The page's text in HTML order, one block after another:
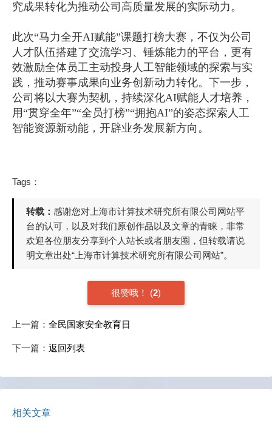
究成果转化为推动公司高质量发展的实际动力。
此次“马力全开AI赋能”课题打榜大赛，不仅为公司
人才队伍搭建了交流学习、锤炼能力的平台，更有
效激励全体员工主动投身人工智能领域的探索与实
践，推动赛事成果向业务创新动力转化。下一步，
公司将以大赛为契机，持续深化AI赋能人才培养，
用“贯穿全年”“全员打榜”“拥抱AI”的姿态探索人工
智能资源新动能，开辟业务发展新方向。
Tags：
转载： 感谢您对上海市计算技术研究所有限公司网站平
台的认可，以及对我们原创作品以及文章的青睐，非常
欢迎各位朋友分享到个人站长或者朋友圈，但转载请说
明文章出处“上海市计算技术研究所有限公司网站”。
很赞哦！ (2)
上一篇： 全民国家安全教育日
下一篇： 返回列表
相关文章